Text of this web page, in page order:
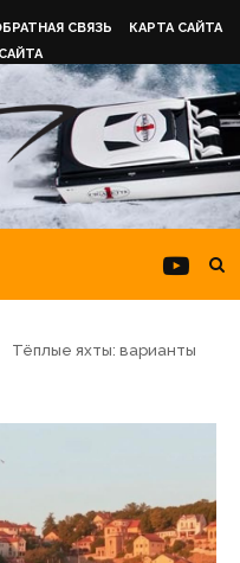
СВЯЗЬ
КАРТА САЙТА
Тёплые яхты: варианты